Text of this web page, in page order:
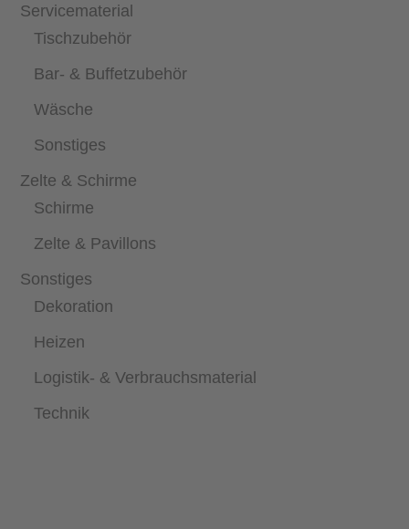
Servicematerial
Tischzubehör
Bar- & Buffetzubehör
Wäsche
Sonstiges
Zelte & Schirme
Schirme
Zelte & Pavillons
Sonstiges
Dekoration
Heizen
Logistik- & Verbrauchsmaterial
Technik